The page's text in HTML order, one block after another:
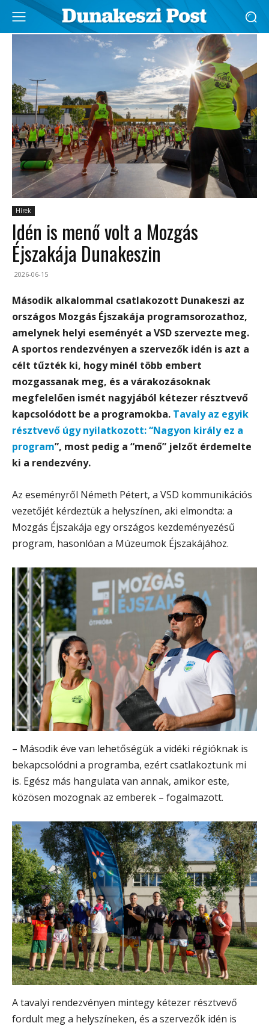
Hírek
Idén is menő volt a Mozgás
Éjszakája Dunakeszin
2026-06-15
Második alkalommal csatlakozott Dunakeszi az
országos Mozgás Éjszakája programsorozathoz,
amelynek helyi eseményét a VSD szervezte meg.
A sportos rendezvényen a szervezők idén is azt a
célt tűzték ki, hogy minél több embert
mozgassanak meg, és a várakozásoknak
megfelelően ismét nagyjából kétezer résztvevő
kapcsolódott be a programokba. Tavaly az egyik
résztvevő úgy nyilatkozott: “Nagyon király ez a
program”, most pedig a “menő” jelzőt érdemelte
ki a rendezvény.
Az eseményről Németh Pétert, a VSD kommunikációs
vezetőjét kérdeztük a helyszínen, aki elmondta: a
Mozgás Éjszakája egy országos kezdeményezésű
program, hasonlóan a Múzeumok Éjszakájához.
– Második éve van lehetőségük a vidéki régióknak is
bekapcsolódni a programba, ezért csatlakoztunk mi
is. Egész más hangulata van annak, amikor este,
közösen mozognak az emberek – fogalmazott.
A tavalyi rendezvényen mintegy kétezer résztvevő
fordult meg a helyszíneken, és a szervezők idén is